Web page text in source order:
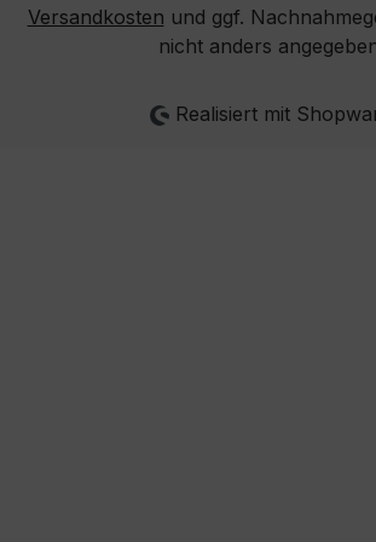
Versandkosten und ggf.
nicht anders
Realisiert mit